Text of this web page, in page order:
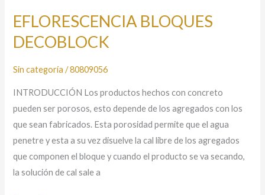
EFLORESCENCIA BLOQUES
DECOBLOCK
Sin categoría /80809056
INTRODUCCIÓN Los productos hechos con concreto
pueden ser porosos, esto depende de los agregados con los
que sean fabricados. Esta porosidad permite que el agua
penetre y esta a su vez disuelve la cal libre de los agregados
que componen el bloque y cuando el producto se va secando,
la solución de cal sale a
DECOBLOCK